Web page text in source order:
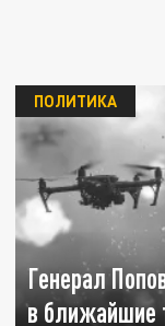
Генерал
в ближайшие
ПОЛИТИКА